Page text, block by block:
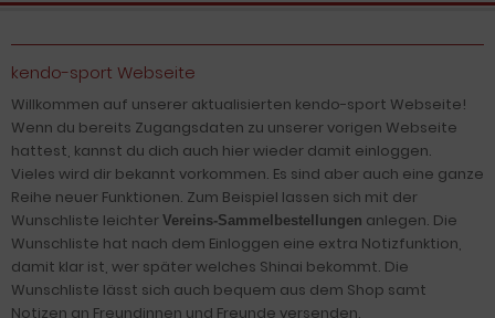
kendo-sport Webseite
Willkommen auf unserer aktualisierten kendo-sport Webseite!
Wenn du bereits Zugangsdaten zu unserer vorigen Webseite
hattest, kannst du dich auch hier wieder damit einloggen.
Vieles wird dir bekannt vorkommen. Es sind aber auch eine ganze
Reihe neuer Funktionen. Zum Beispiel lassen sich mit der
Wunschliste leichter Vereins-Sammelbestellungen anlegen. Die
Wunschliste hat nach dem Einloggen eine extra Notizfunktion,
damit klar ist, wer später welches Shinai bekommt. Die
Wunschliste lässt sich auch bequem aus dem Shop samt
Notizen an Freundinnen und Freunde versenden.